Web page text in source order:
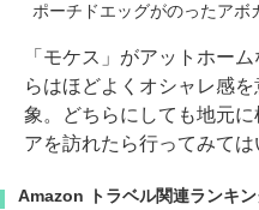
ポーチドエッグがのったアボ
「モケス」がアットホー
らはほどよくオシャレ感
象。どちらにしても地元
アを訪れたら行ってみては
Amazon トラベル関連ランキ